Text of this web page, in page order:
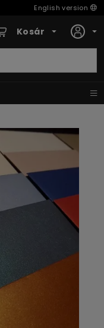
English version
Kosár